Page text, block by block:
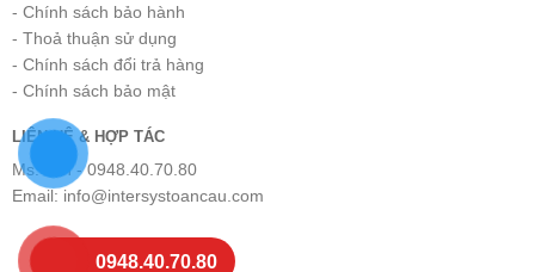
- Chính sách bảo hành
- Thoả thuận sử dụng
- Chính sách đổi trả hàng
- Chính sách bảo mật
LIÊN HỆ & HỢP TÁC
Ms.Tiến - 0948.40.70.80
Email: info@intersystoancau.com
0948.40.70.80